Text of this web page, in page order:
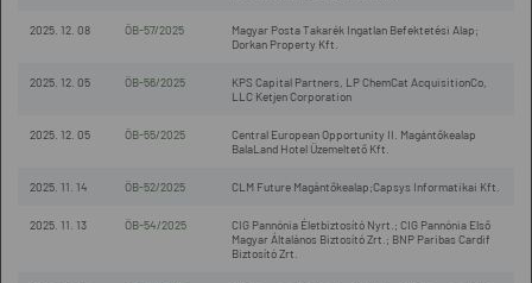
2025. 12. 08 ÖB-57/2025
Magyar Posta Takarék Ingatlan Befektetési Alap;
Dorkan Property Kft.
2025. 12. 05 ÖB-56/2025
KPS Capital Partners, LP ChemCat AcquisitionCo,
LLC Ketjen Corporation
2025. 12. 05 ÖB-55/2025
Central European Opportunity II. Magántőkealap
BalaLand Hotel Üzemeltető Kft.
2025. 11. 14 ÖB-52/2025 CLM Future Magántőkealap;Capsys Informatikai Kft.
2025. 11. 13 ÖB-54/2025
CIG Pannónia Életbiztosító Nyrt.; CIG Pannónia Első
Magyar Általános Biztosító Zrt.; BNP Paribas Cardif
Biztosító Zrt.